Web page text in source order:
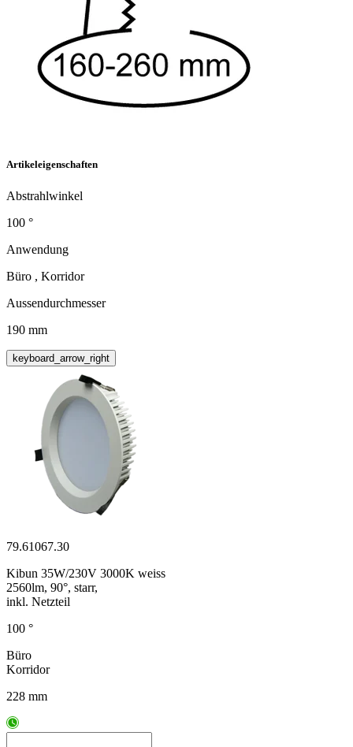
Artikeleigenschaften
Abstrahlwinkel
100 °
Anwendung
Büro , Korridor
Aussendurchmesser
190 mm
keyboard_arrow_right
79.61067.30
Kibun 35W/230V 3000K weiss
2560lm, 90°, starr,
inkl. Netzteil
100 °
Büro
Korridor
228 mm